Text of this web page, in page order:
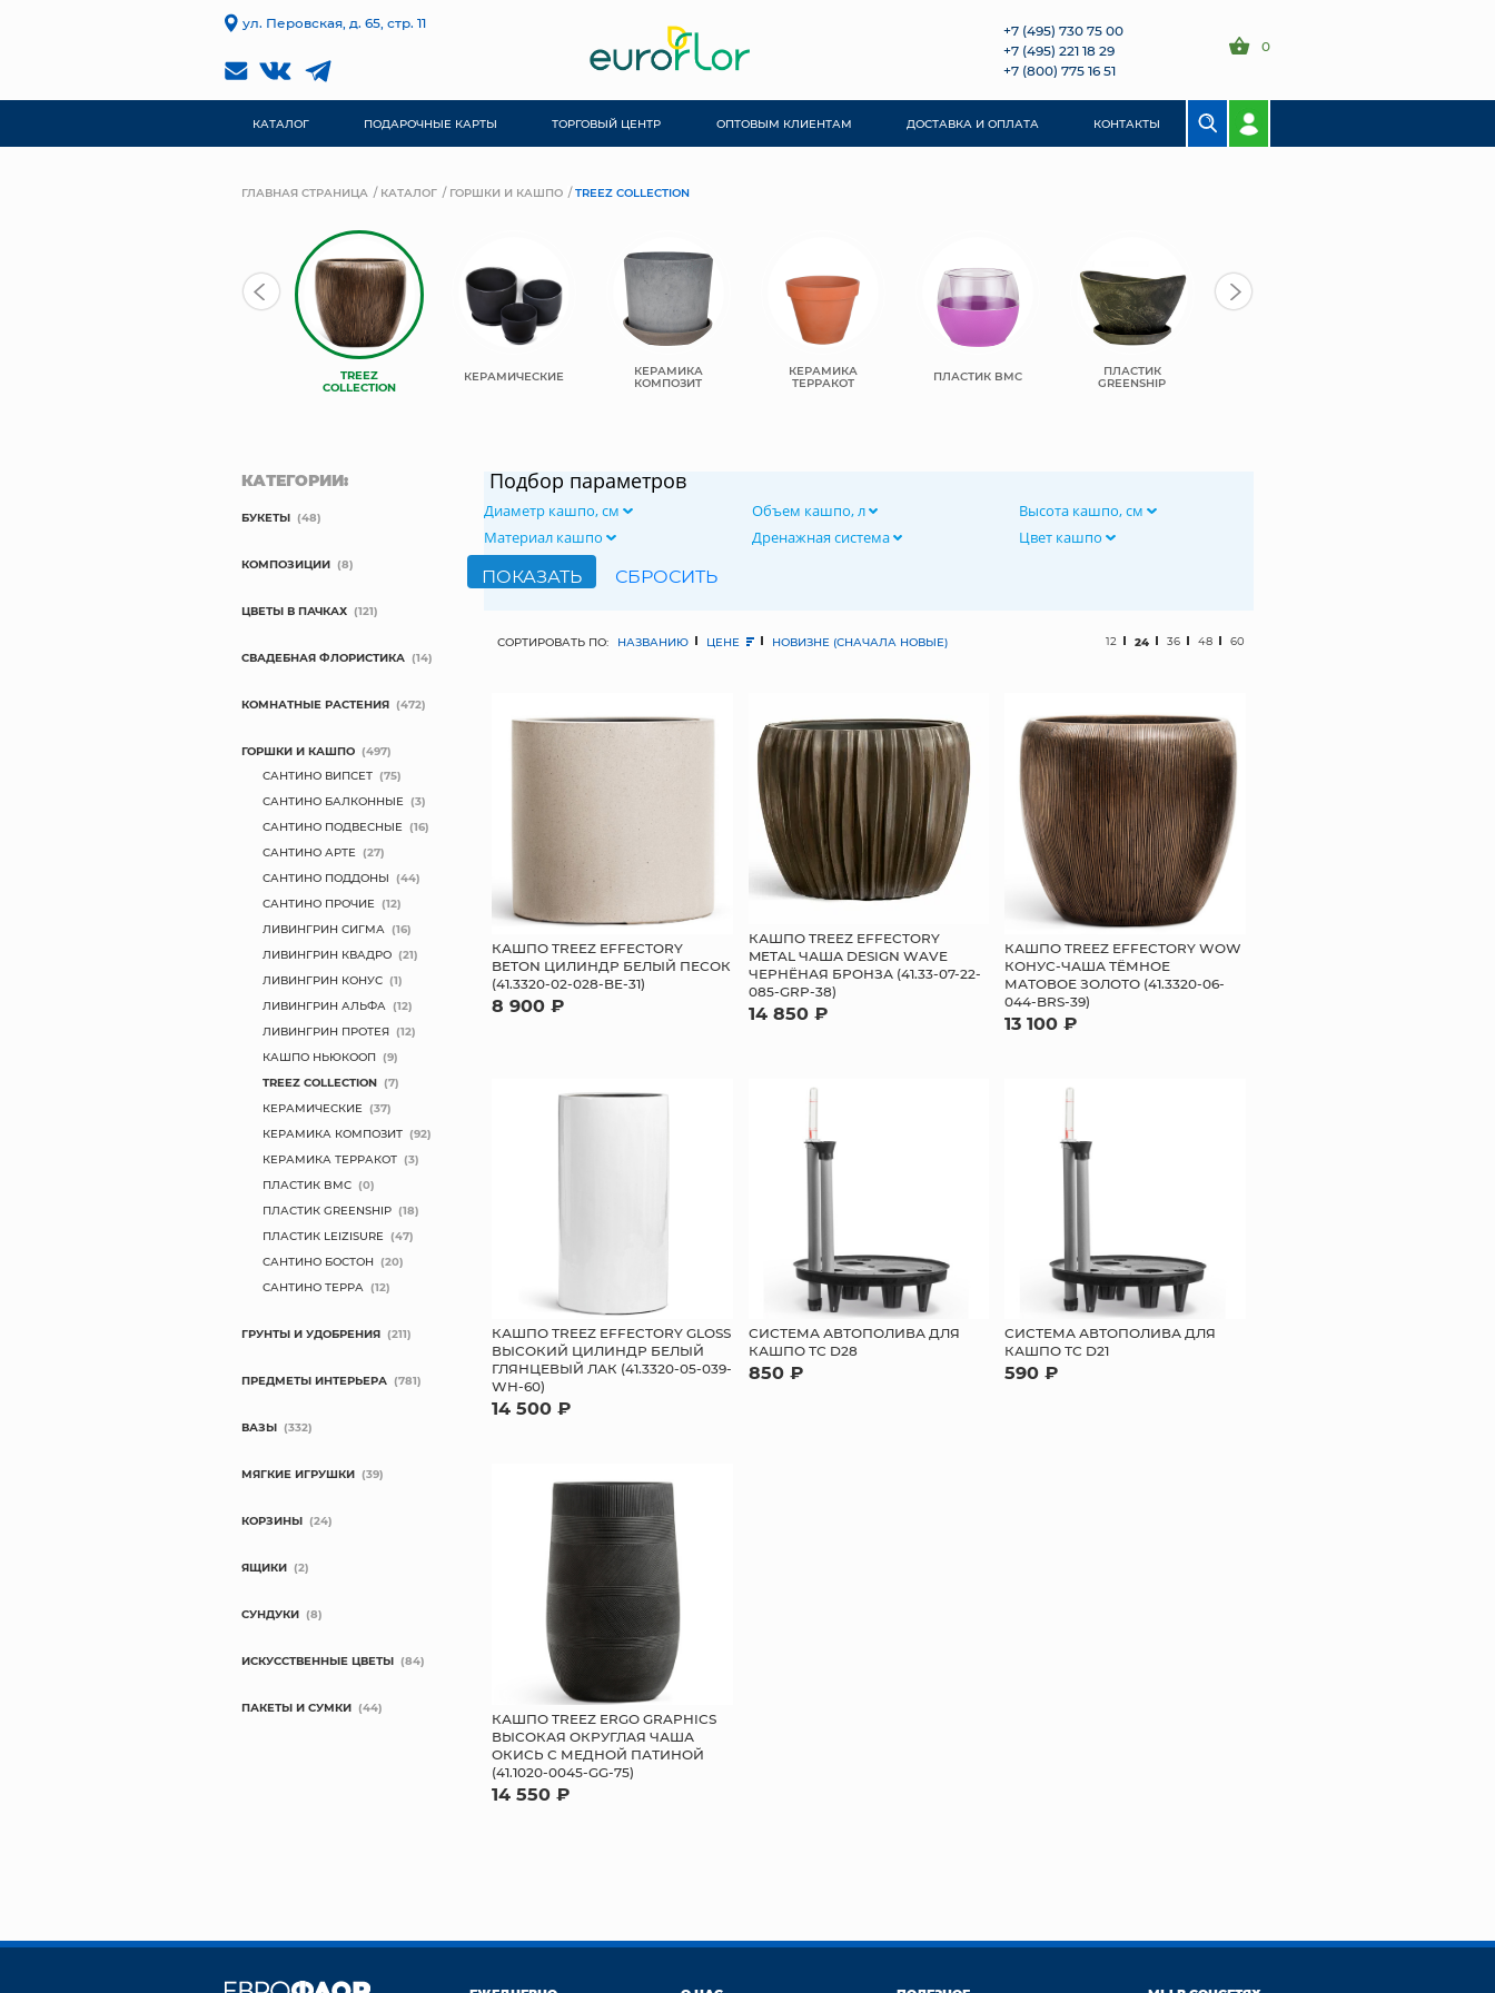
ул. Перовская, д. 65, стр. 11
+7 (495) 730 75 00
+7 (495) 221 18 29
+7 (800) 775 16 51
0
КАТАЛОГ ПОДАРОЧНЫЕ КАРТЫ ТОРГОВЫЙ ЦЕНТР ОПТОВЫМ КЛИЕНТАМ ДОСТАВКА И ОПЛАТА КОНТАКТЫ
ГЛАВНАЯ СТРАНИЦА КАТАЛОГ ГОРШКИ И КАШПО TREEZ COLLECTION
TREEZ
COLLECTION
КЕРАМИЧЕСКИЕ КЕРАМИКА
КОМПОЗИТ
КЕРАМИКА
ТЕРРАКОТ ПЛАСТИК BMC ПЛАСТИК
GREENSHIP
Подбор параметров
Диаметр кашпо, см Объем кашпо, л
Высота кашпо, см
Материал кашпо
Дренажная система Цвет кашпо
СОРТИРОВАТЬ ПО: НАЗВАНИЮ ЦЕНЕ НОВИЗНЕ (СНАЧАЛА НОВЫЕ) 12 24 36 48 60
КАШПО TREEZ EFFECTORY
BETON ЦИЛИНДР БЕЛЫЙ ПЕСОК
(41.3320-02-028-BE-31)
8 900 ₽
КАШПО TREEZ EFFECTORY
METAL ЧАША DESIGN WAVE
ЧЕРНЁНАЯ БРОНЗА (41.33-07-22-
085-GRP-38)
14 850 ₽
КАШПО TREEZ EFFECTORY WOW
КОНУС-ЧАША ТЁМНОЕ
МАТОВОЕ ЗОЛОТО (41.3320-06-
044-BRS-39)
13 100 ₽
КАШПО TREEZ EFFECTORY GLOSS
ВЫСОКИЙ ЦИЛИНДР БЕЛЫЙ
ГЛЯНЦЕВЫЙ ЛАК (41.3320-05-039-
WH-60)
14 500 ₽
СИСТЕМА АВТОПОЛИВА ДЛЯ
КАШПО ТС D28
850 ₽
СИСТЕМА АВТОПОЛИВА ДЛЯ
КАШПО ТС D21
590 ₽
КАШПО TREEZ ERGO GRAPHICS
ВЫСОКАЯ ОКРУГЛАЯ ЧАША
ОКИСЬ С МЕДНОЙ ПАТИНОЙ
(41.1020-0045-GG-75)
14 550 ₽
КАТЕГОРИИ:
БУКЕТЫ (48)
КОМПОЗИЦИИ (8)
ЦВЕТЫ В ПАЧКАХ (121)
СВАДЕБНАЯ ФЛОРИСТИКА (14)
КОМНАТНЫЕ РАСТЕНИЯ (472)
ГОРШКИ И КАШПО (497)
САНТИНО ВИПСЕТ (75)
САНТИНО БАЛКОННЫЕ (3)
САНТИНО ПОДВЕСНЫЕ (16)
САНТИНО АРТЕ (27)
САНТИНО ПОДДОНЫ (44)
САНТИНО ПРОЧИЕ (12)
ЛИВИНГРИН СИГМА (16)
ЛИВИНГРИН КВАДРО (21)
ЛИВИНГРИН КОНУС (1)
ЛИВИНГРИН АЛЬФА (12)
ЛИВИНГРИН ПРОТЕЯ (12)
КАШПО НЬЮКООП (9)
TREEZ COLLECTION (7)
КЕРАМИЧЕСКИЕ (37)
КЕРАМИКА КОМПОЗИТ (92)
КЕРАМИКА ТЕРРАКОТ (3)
ПЛАСТИК BMC (0)
ПЛАСТИК GREENSHIP (18)
ПЛАСТИК LEIZISURE (47)
САНТИНО БОСТОН (20)
САНТИНО ТЕРРА (12)
ГРУНТЫ И УДОБРЕНИЯ (211)
ПРЕДМЕТЫ ИНТЕРЬЕРА (781)
ВАЗЫ (332)
МЯГКИЕ ИГРУШКИ (39)
КОРЗИНЫ (24)
ЯЩИКИ (2)
СУНДУКИ (8)
ИСКУССТВЕННЫЕ ЦВЕТЫ (84)
ПАКЕТЫ И СУМКИ (44)